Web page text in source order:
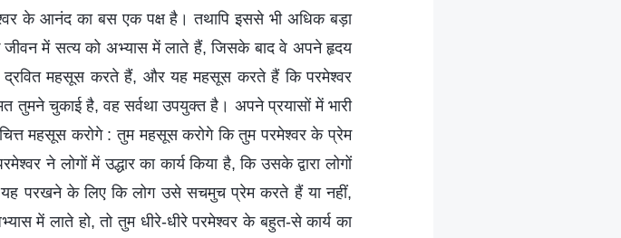
के आनंद का बस एक पक्ष है। तथापि इससे भी अधिक बड़ा
में सत्य को अभ्यास में लाते हैं, जिसके बाद वे अपने हृदय
महसूस करते हैं, और यह महसूस करते हैं कि परमेश्वर
तुमने चुकाई है, वह सर्वथा उपयुक्त है। अपने प्रयासों में भारी
महसूस करोगे : तुम महसूस करोगे कि तुम परमेश्वर के प्रेम
लोगों में उद्धार का कार्य किया है, कि उसके द्वारा लोगों
यह परखने के लिए कि लोग उसे सचमुच प्रेम करते हैं या नहीं,
में लाते हो, तो तुम धीरे-धीरे परमेश्वर के बहुत-से कार्य का